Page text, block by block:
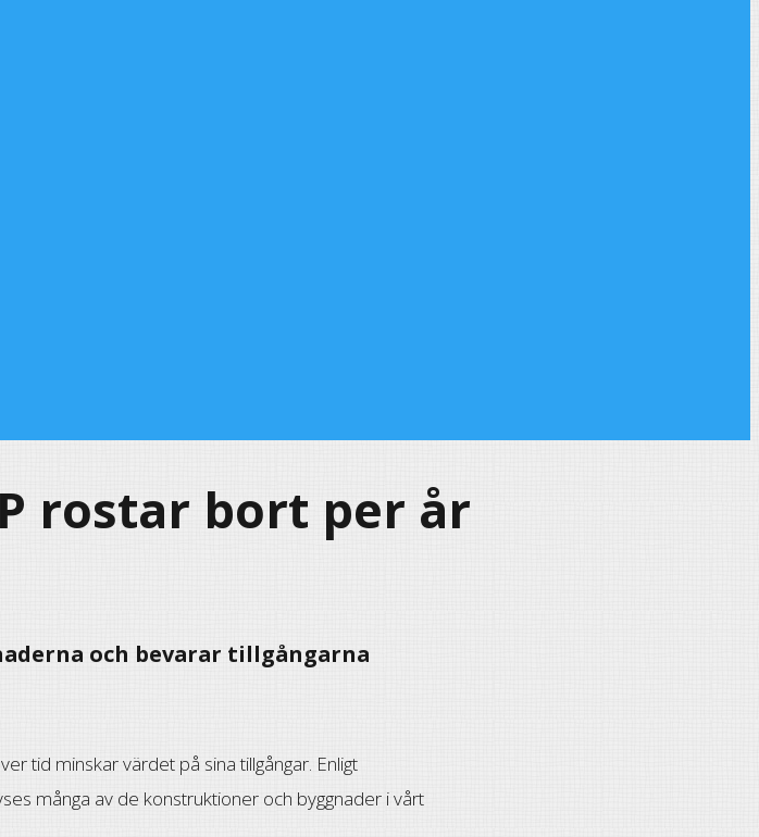
rostar bort per år
och bevarar tillgångarna
tid minskar värdet på sina tillgångar. Enligt
många av de konstruktioner och byggnader i vårt